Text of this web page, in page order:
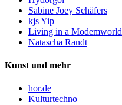
Sabine Joey Schäfers
kjs Yip
Living in a Modemworld
Natascha Randt
Kunst und mehr
hor.de
Kulturtechno